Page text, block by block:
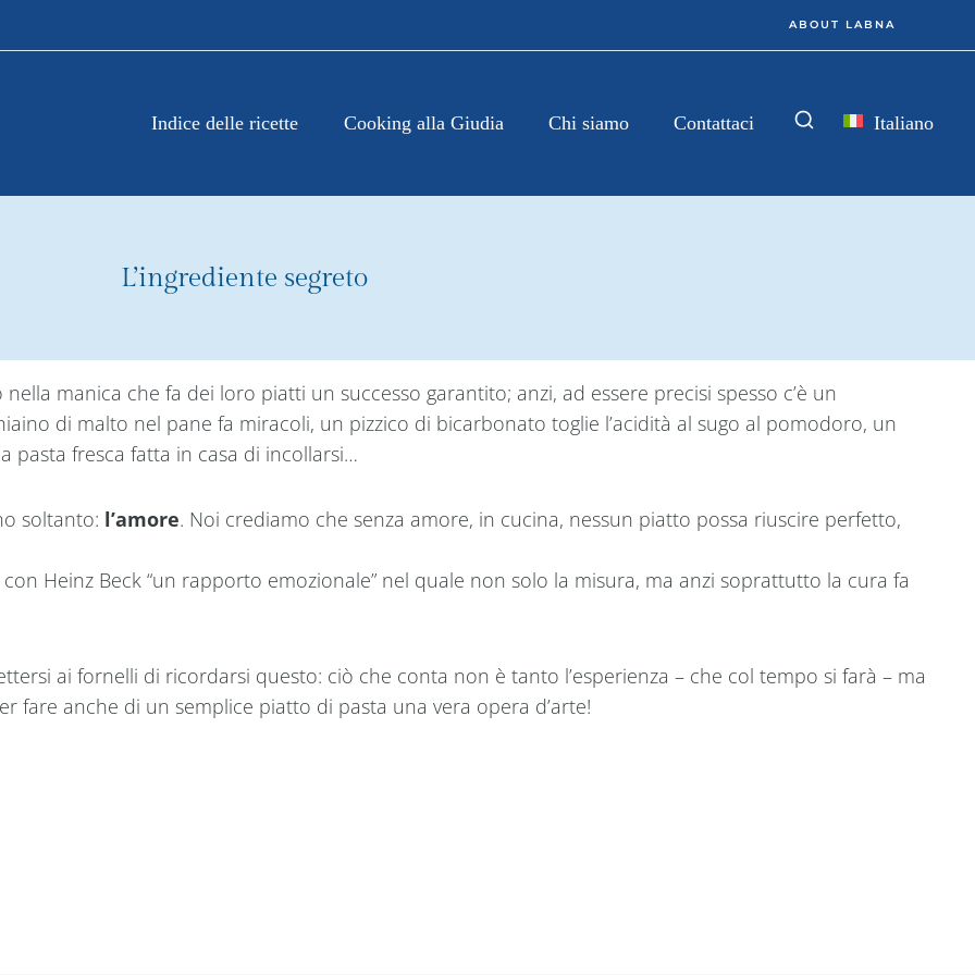
ABOUT LABNA
Indice delle ricette Cooking alla Giudia Chi siamo Contattaci Italiano
L’ingrediente segreto
manica che fa dei loro piatti un successo garantito; anzi, ad essere precisi spesso c’è un
di malto nel pane fa miracoli, un pizzico di bicarbonato toglie l’acidità al sugo al pomodoro, un
pasta fresca fatta in casa di incollarsi…
soltanto: l’amore. Noi crediamo che senza amore, in cucina, nessun piatto possa riuscire perfetto,
Heinz Beck “un rapporto emozionale” nel quale non solo la misura, ma anzi soprattutto la cura fa
ai fornelli di ricordarsi questo: ciò che conta non è tanto l’esperienza – che col tempo si farà – ma
fare anche di un semplice piatto di pasta una vera opera d’arte!